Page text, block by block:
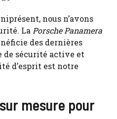
nous n’avons
La Porsche Panamera
des dernières
de sécurité active et
d’esprit est notre
mesure pour